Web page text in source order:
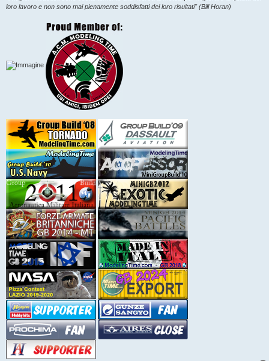
loro lavoro e non sono mai pienamente soddisfatti dei loro risultati" (Bill Horan)